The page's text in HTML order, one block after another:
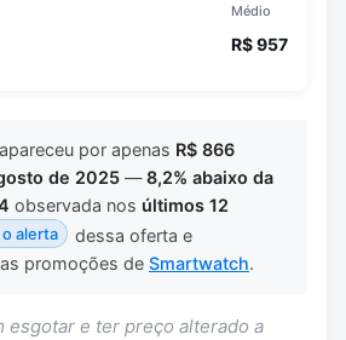
Médio
R$ 957
por apenas R$ 866
de 2025 —8,2% abaixo da
observada nos últimos 12
alerta
dessa oferta e
promoções de Smartwatch.
esgotar e ter preço alterado a